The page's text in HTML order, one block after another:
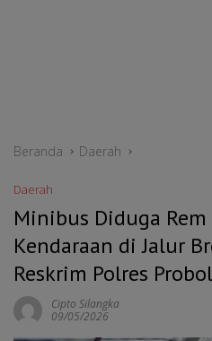
Beranda Daerah
Daerah
Minibus Diduga
Kendaraan di Jalur
Reskrim Polres
Cipto Silangka
09/05/2026